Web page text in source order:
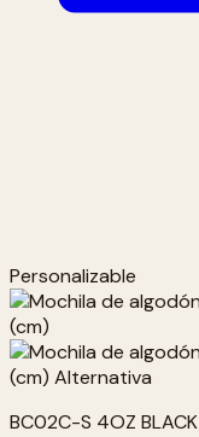
Personalizable
BC02C-S 4OZ BLACK